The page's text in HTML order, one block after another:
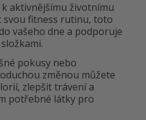
aktivnějšímu životnímu
svou fitness rutinu, toto
vašeho dne a podporuje
pokusy nebo
změnou můžete
zlepšit trávení a
potřebné látky pro